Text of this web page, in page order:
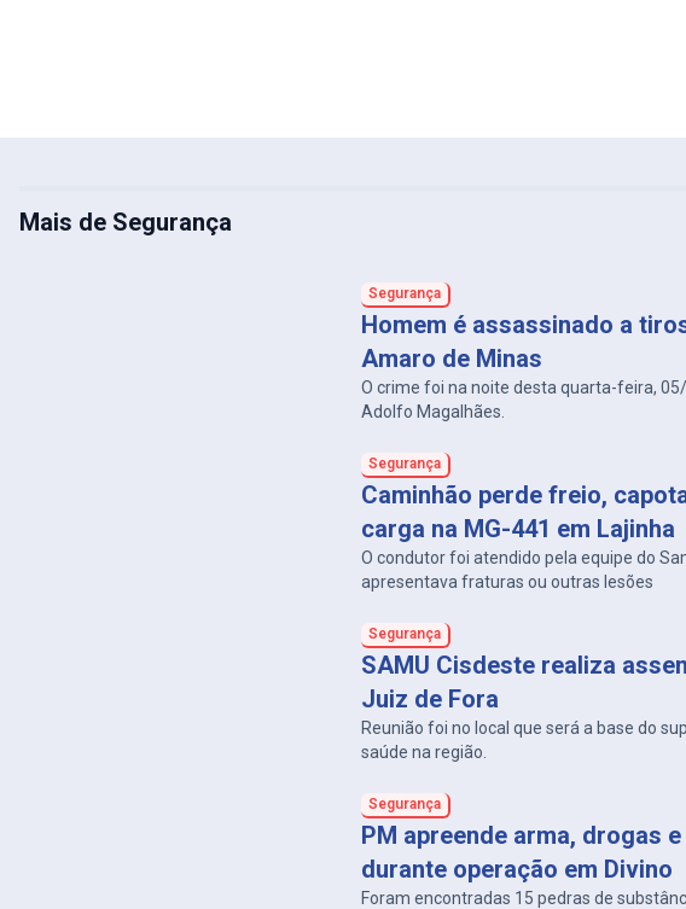
Mais de Segurança
Segurança
Homem é assassinado a
Amaro de Minas
O crime foi na noite desta quarta-feira,
Adolfo Magalhães.
Segurança
Caminhão perde freio,
carga na MG-441 em Lajinha
O condutor foi atendido pela equipe do
apresentava fraturas ou outras lesões
Segurança
SAMU Cisdeste realiza
Juiz de Fora
Reunião foi no local que será a base do
saúde na região.
Segurança
PM apreende arma, drogas
durante operação em Divino
Foram encontradas 15 pedras de